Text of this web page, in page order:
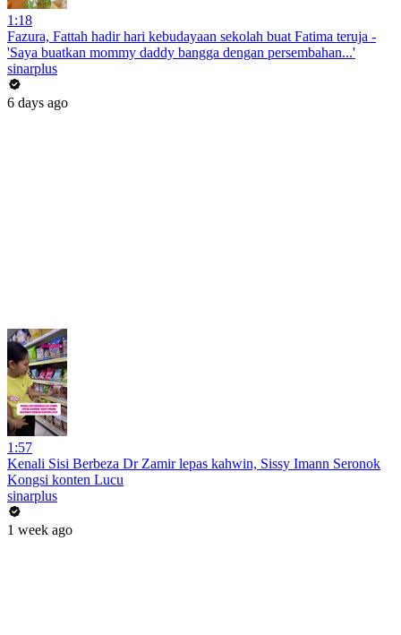
1:18
Fazura, Fattah hadir hari kebudayaan sekolah buat Fatima teruja -
'Saya buatkan mommy daddy bangga dengan persembahan...'
sinarplus
6 days ago
1:57
Kenali Sisi Berbeza Dr Zamir lepas kahwin, Sissy Imann Seronok
Kongsi konten Lucu
sinarplus
1 week ago